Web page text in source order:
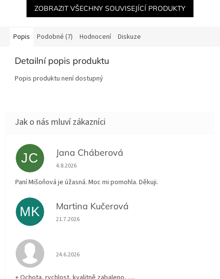
ZOBRAZIT VŠECHNY SOUVISEJÍCÍ PRODUKTY
Popis Podobné (7) Hodnocení Diskuze
Detailní popis produktu
Popis produktu není dostupný
JC Jana Cháberová
Hodnocení obchodu je 5 z 5 hvězdiček.
4.8.2026
Paní Mišoňová je úžasná. Moc mi pomohla. Děkuji.
MK Martina Kučerová
Hodnocení obchodu je 5 z 5 hvězdiček.
21.7.2026
Hodnocení obchodu je 5 z 5 hvězdiček.
24.6.2026